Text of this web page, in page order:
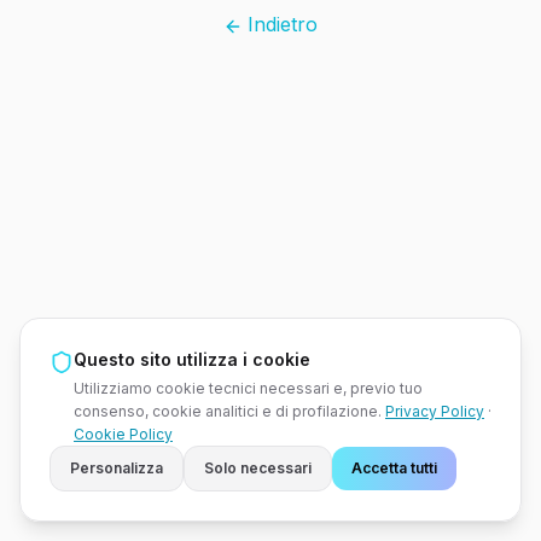
Indietro
Questo sito utilizza i cookie
Utilizziamo cookie tecnici necessari e, previo tuo
consenso, cookie analitici e di profilazione. Privacy Policy ·
Cookie Policy
Personalizza
Solo necessari Accetta tutti